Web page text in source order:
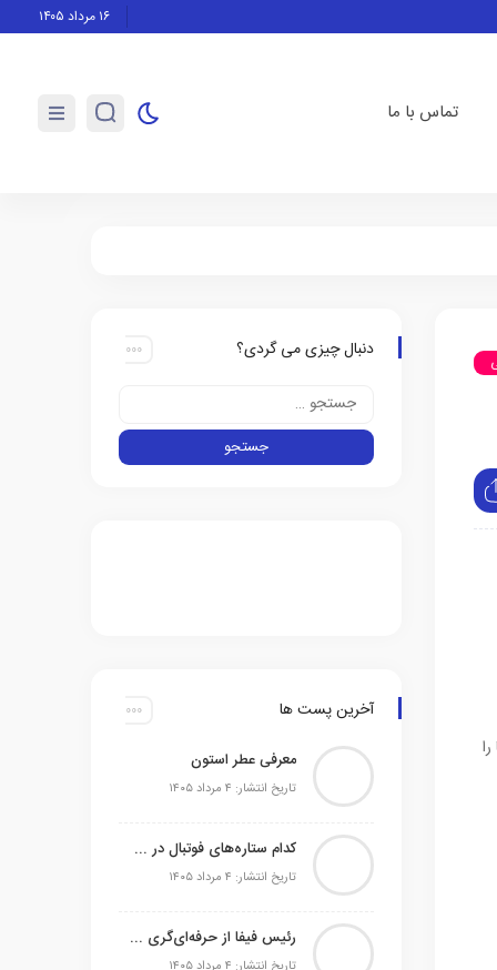
از حرفه‌ای‌گری آرژانتین در اوج جنجال‌ها تمجید کرد شروع ۱۶ مرداد ۱۴۰۵
تماس با ما
دنبال چیزی می گردی؟
آخرین پست ها
معرفی عطر استون
تاریخ انتشار: ۴ مرداد ۱۴۰۵
کدام ستاره‌های فوتبال در حال حاضر بدون تیم می‌باشند
تاریخ انتشار: ۴ مرداد ۱۴۰۵
رئیس فیفا از حرفه‌ای‌گری آرژانتین در اوج جنجال‌ها تمجید کرد